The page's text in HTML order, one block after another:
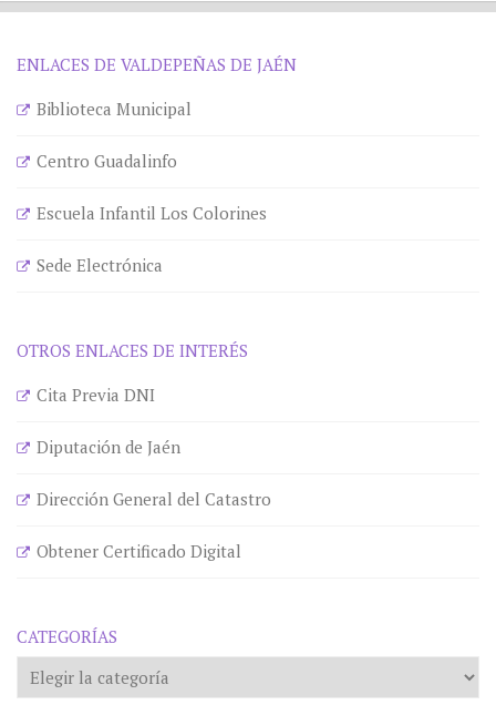
ENLACES DE VALDEPEÑAS DE JAÉN
Biblioteca Municipal
Centro Guadalinfo
Escuela Infantil Los Colorines
Sede Electrónica
OTROS ENLACES DE INTERÉS
Cita Previa DNI
Diputación de Jaén
Dirección General del Catastro
Obtener Certificado Digital
CATEGORÍAS
Categorías